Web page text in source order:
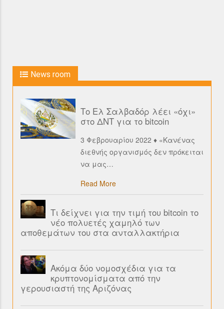
News room
Το Ελ Σαλβαδόρ λέει «όχι»
στο ΔΝΤ για το bitcoin
3 Φεβρουαρίου 2022 ♦ «Κανένας
διεθνής οργανισμός δεν πρόκειται
να μας…
Read More
Τι δείχνει για την τιμή του bitcoin το
νέο πολυετές χαμηλό των
αποθεμάτων του στα ανταλλακτήρια
Ακόμα δύο νομοσχέδια για τα
κρυπτονομίσματα από την
γερουσιαστή της Αριζόνας